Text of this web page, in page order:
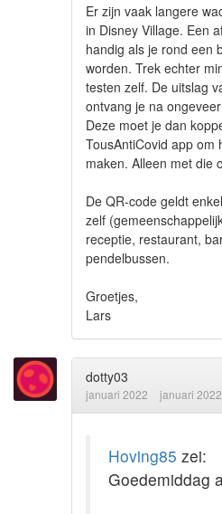
Er zijn vaak langere
in Disney Village. Een
handig als je rond een
worden. Trek echter
testen zelf. De uitslag
ontvang je na
Deze moet je dan
TousAntiCovid app om
maken. Alleen met die
De QR-code geldt
zelf
receptie, restaurant,
pendelbussen.
Groetjes,
Lars
dotty03
januari 2022 januari
Hoving85 zei:
Goedemiddag